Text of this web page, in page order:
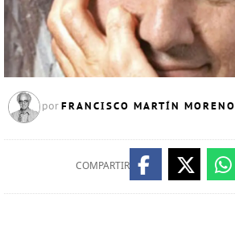
por FRANCISCO MARTÍN MORENO
COMPARTIR